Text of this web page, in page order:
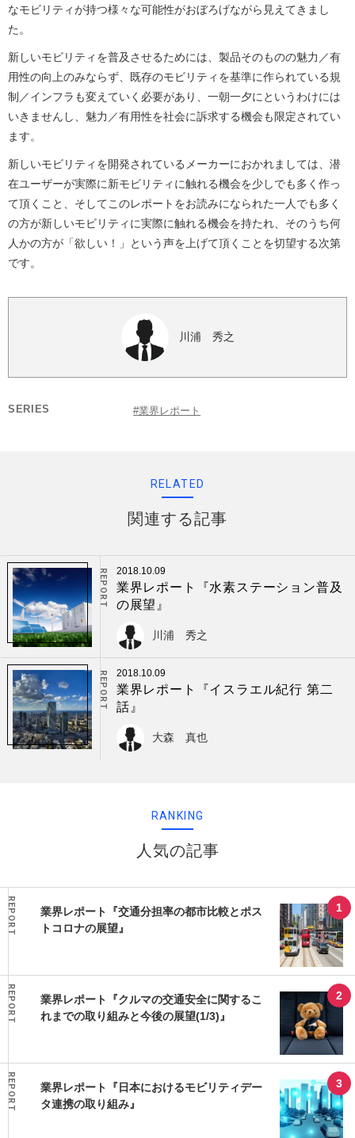
なモビリティが持つ様々な可能性がおぼろげながら見えてきまし
た。
新しいモビリティを普及させるためには、製品そのものの魅力／有
用性の向上のみならず、既存のモビリティを基準に作られている規
制／インフラも変えていく必要があり、一朝一夕にというわけには
いきませんし、魅力／有用性を社会に訴求する機会も限定されてい
ます。
新しいモビリティを開発されているメーカーにおかれましては、潜
在ユーザーが実際に新モビリティに触れる機会を少しでも多く作っ
て頂くこと、そしてこのレポートをお読みになられた一人でも多く
の方が新しいモビリティに実際に触れる機会を持たれ、そのうち何
人かの方が「欲しい！」という声を上げて頂くことを切望する次第
です。
川浦 秀之
SERIES #業界レポート
RELATED
関連する記事
REPORT 2018.10.09
業界レポート『水素ステーション普及
の展望』
川浦 秀之
REPORT 2018.10.09
業界レポート『イスラエル紀行 第二
話』
大森 真也
RANKING
人気の記事
REPORT
業界レポート『交通分担率の都市比較とポス
トコロナの展望』
REPORT
業界レポート『クルマの交通安全に関するこ
れまでの取り組みと今後の展望(1/3)』
REPORT
業界レポート『日本におけるモビリティデー
タ連携の取り組み』